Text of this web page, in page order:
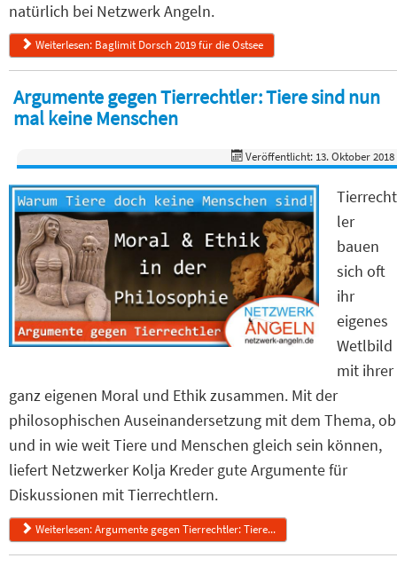
natürlich bei Netzwerk Angeln.
Weiterlesen: Baglimit Dorsch 2019 für die Ostsee
Argumente gegen Tierrechtler: Tiere sind nun
mal keine Menschen
Veröffentlicht: 13. Oktober 2018
Tierrecht
ler
bauen
sich oft
ihr
eigenes
Wetlbild
mit ihrer
ganz eigenen Moral und Ethik zusammen. Mit der
philosophischen Auseinandersetzung mit dem Thema, ob
und in wie weit Tiere und Menschen gleich sein können,
liefert Netzwerker Kolja Kreder gute Argumente für
Diskussionen mit Tierrechtlern.
Weiterlesen: Argumente gegen Tierrechtler: Tiere...